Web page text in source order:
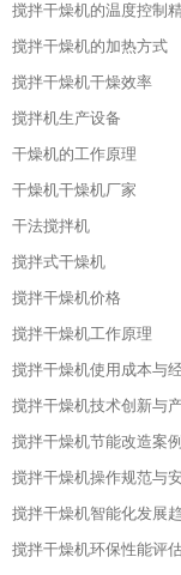
搅拌干燥机的温度控制
搅拌干燥机的加热方式
搅拌干燥机干燥效率
搅拌机生产设备
干燥机的工作原理
干燥机干燥机厂家
干法搅拌机
搅拌式干燥机
搅拌干燥机价格
搅拌干燥机工作原理
搅拌干燥机技术创新与
搅拌干燥机节能改造案
搅拌干燥机智能化发展
搅拌干燥机环保性能评